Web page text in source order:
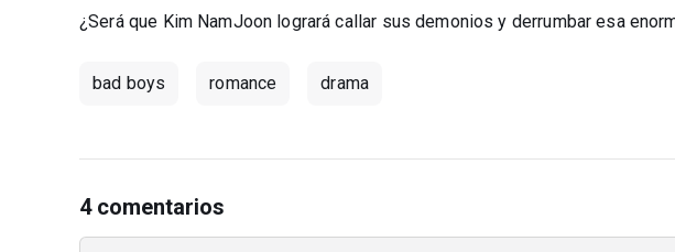
¿Será que Kim NamJoon logrará callar sus demonios y derrumbar esa
bad boys romance drama
4 comentarios